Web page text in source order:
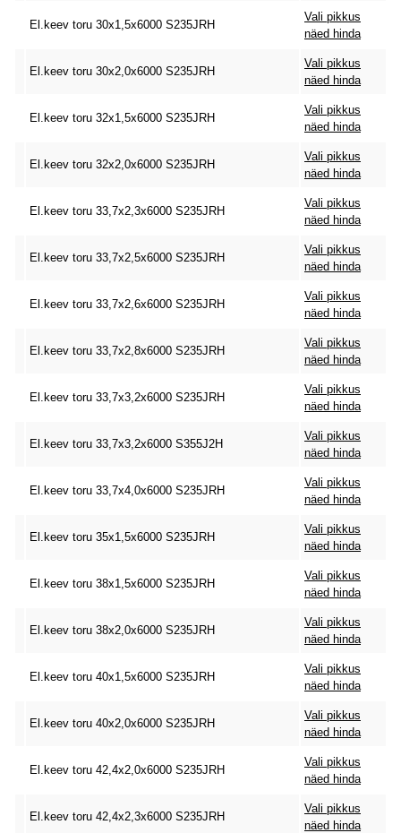
El.keev toru 30x1,5x6000 S235JRH
Vali pikkus
näed hinda
El.keev toru 30x2,0x6000 S235JRH
Vali pikkus
näed hinda
El.keev toru 32x1,5x6000 S235JRH
Vali pikkus
näed hinda
El.keev toru 32x2,0x6000 S235JRH
Vali pikkus
näed hinda
El.keev toru 33,7x2,3x6000 S235JRH
Vali pikkus
näed hinda
El.keev toru 33,7x2,5x6000 S235JRH
Vali pikkus
näed hinda
El.keev toru 33,7x2,6x6000 S235JRH
Vali pikkus
näed hinda
El.keev toru 33,7x2,8x6000 S235JRH
Vali pikkus
näed hinda
El.keev toru 33,7x3,2x6000 S235JRH
Vali pikkus
näed hinda
El.keev toru 33,7x3,2x6000 S355J2H
Vali pikkus
näed hinda
El.keev toru 33,7x4,0x6000 S235JRH
Vali pikkus
näed hinda
El.keev toru 35x1,5x6000 S235JRH
Vali pikkus
näed hinda
El.keev toru 38x1,5x6000 S235JRH
Vali pikkus
näed hinda
El.keev toru 38x2,0x6000 S235JRH
Vali pikkus
näed hinda
El.keev toru 40x1,5x6000 S235JRH
Vali pikkus
näed hinda
El.keev toru 40x2,0x6000 S235JRH
Vali pikkus
näed hinda
El.keev toru 42,4x2,0x6000 S235JRH
Vali pikkus
näed hinda
El.keev toru 42,4x2,3x6000 S235JRH
Vali pikkus
näed hinda